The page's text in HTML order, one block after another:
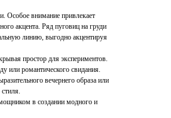
Особое внимание привлекает
акцента. Ряд пуговиц на груди
линию, выгодно акцентируя
простор для экспериментов.
или романтического свидания.
вечернего образа или
в создании модного и